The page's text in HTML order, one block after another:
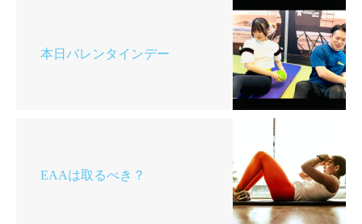
本日バレンタインデー
EAAは取るべき？